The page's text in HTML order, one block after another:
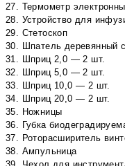
27. Термометр
28. Устройство для
29. Стетоскоп
30. Шпатель деревянный
31. Шприц 2,0 — 2 шт.
32. Шприц 5,0 — 2 шт.
33. Шприц 10,0 — 2 шт.
34. Шприц 20,0 — 2 шт.
35. Ножницы
36. Губка
37. Роторасширитель
38. Ампульница